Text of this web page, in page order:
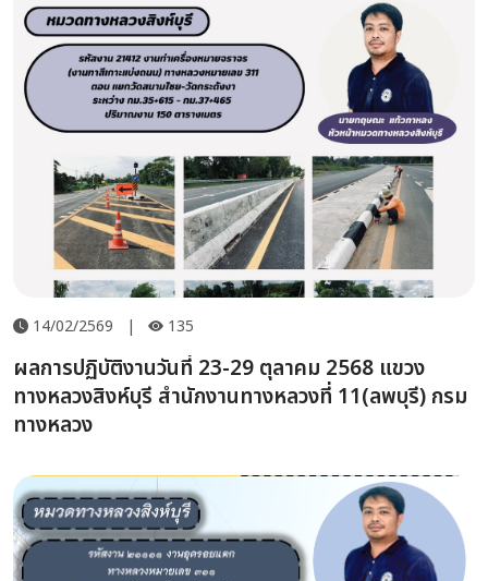
14/02/2569 | 135
ผลการปฏิบัติงานวันที่ 23-29 ตุลาคม 2568 แขวง
ทางหลวงสิงห์บุรี สำนักงานทางหลวงที่ 11(ลพบุรี) กรม
ทางหลวง